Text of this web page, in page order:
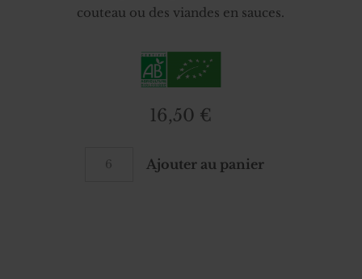
couteau ou des viandes en sauces.
16,50 €
Ajouter au panier